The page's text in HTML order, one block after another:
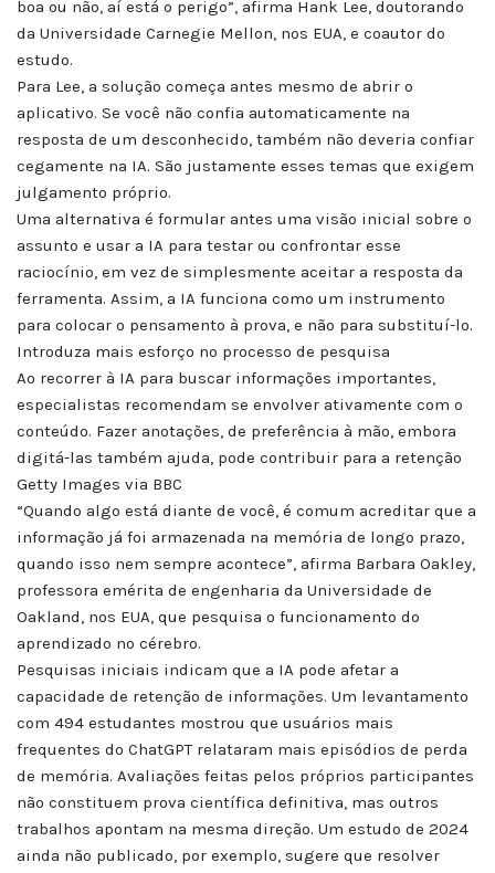
boa ou não, aí está o perigo”, afirma Hank Lee, doutorando
da Universidade Carnegie Mellon, nos EUA, e coautor do
estudo.
Para Lee, a solução começa antes mesmo de abrir o
aplicativo. Se você não confia automaticamente na
resposta de um desconhecido, também não deveria confiar
cegamente na IA. São justamente esses temas que exigem
julgamento próprio.
Uma alternativa é formular antes uma visão inicial sobre o
assunto e usar a IA para testar ou confrontar esse
raciocínio, em vez de simplesmente aceitar a resposta da
ferramenta. Assim, a IA funciona como um instrumento
para colocar o pensamento à prova, e não para substituí-lo.
Introduza mais esforço no processo de pesquisa
Ao recorrer à IA para buscar informações importantes,
especialistas recomendam se envolver ativamente com o
conteúdo. Fazer anotações, de preferência à mão, embora
digitá-las também ajuda, pode contribuir para a retenção
Getty Images via BBC
“Quando algo está diante de você, é comum acreditar que a
informação já foi armazenada na memória de longo prazo,
quando isso nem sempre acontece”, afirma Barbara Oakley,
professora emérita de engenharia da Universidade de
Oakland, nos EUA, que pesquisa o funcionamento do
aprendizado no cérebro.
Pesquisas iniciais indicam que a IA pode afetar a
capacidade de retenção de informações. Um levantamento
com 494 estudantes mostrou que usuários mais
frequentes do ChatGPT relataram mais episódios de perda
de memória. Avaliações feitas pelos próprios participantes
não constituem prova científica definitiva, mas outros
trabalhos apontam na mesma direção. Um estudo de 2024
ainda não publicado, por exemplo, sugere que resolver